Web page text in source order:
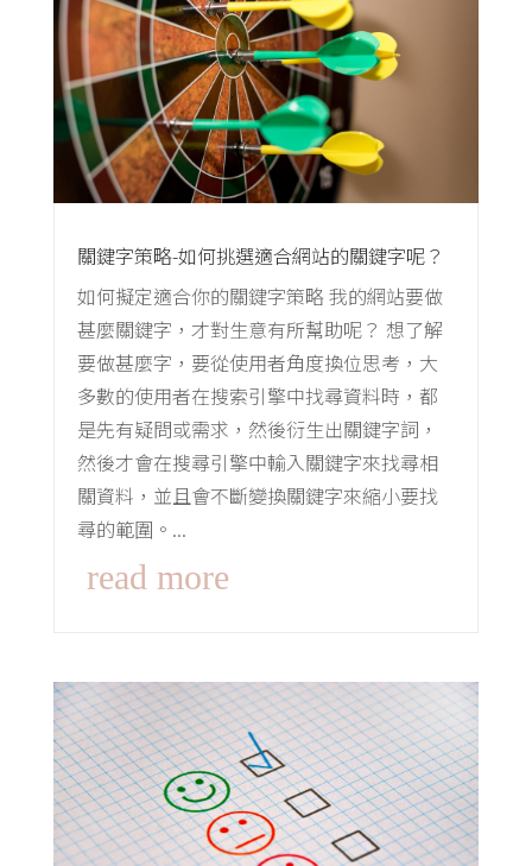
關鍵字策略-如何挑選適合網站的關鍵字呢？
如何擬定適合你的關鍵字策略 我的網站要做
甚麼關鍵字，才對生意有所幫助呢？ 想了解
要做甚麼字，要從使用者角度換位思考，大
多數的使用者在搜索引擎中找尋資料時，都
是先有疑問或需求，然後衍生出關鍵字詞，
然後才會在搜尋引擎中輸入關鍵字來找尋相
關資料，並且會不斷變換關鍵字來縮小要找
尋的範圍。...
read more